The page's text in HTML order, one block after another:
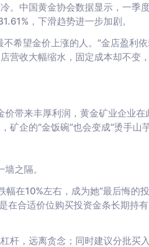
。中国黄金协会数据显示，一季
，下滑趋势进一步加剧。
希望金价上涨的人。”金店盈利
营收大幅缩水，固定成本却不变
带来丰厚利润，黄金矿业企业在
企的“金饭碗”也会变成“烫手山芋
之隔。
在10%左右，成为她“最后悔的
在合适价位购买投资金条长期持
杆，远离贪念；同时建议分批买